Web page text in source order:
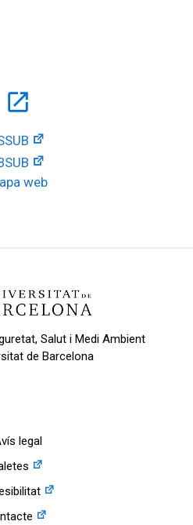
open_in_new
web
Salut i Medi Ambient
de Barcelona
legal